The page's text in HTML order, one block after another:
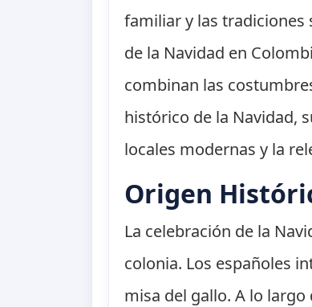
familiar y las tradiciones
de la Navidad en
combinan las
histórico de la Navidad,
locales modernas y la
Origen
La celebración de la
colonia. Los españoles
misa del gallo. A lo